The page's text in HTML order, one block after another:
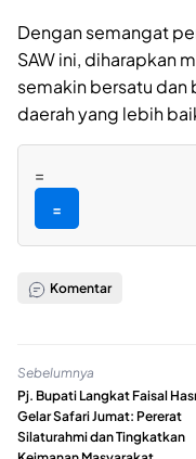
Dengan semangat
SAW ini, diharapkan
semakin bersatu
daerah yang lebih
=
=
Komentar
Sebelumnya
Pj. Bupati Langkat Faisal
Gelar Safari Jumat: Pererat
Silaturahmi dan Tingkatkan